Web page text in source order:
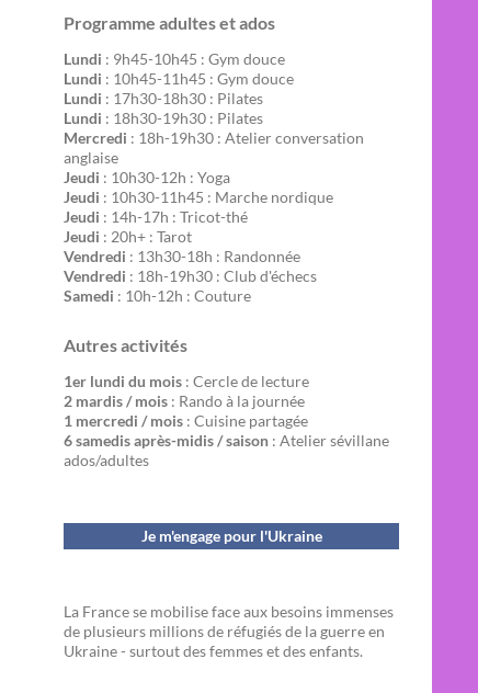
Programme adultes et ados
Lundi : 9h45-10h45 : Gym douce
Lundi : 10h45-11h45 : Gym douce
Lundi : 17h30-18h30 : Pilates
Lundi : 18h30-19h30 : Pilates
Mercredi : 18h-19h30 : Atelier conversation
anglaise
Jeudi : 10h30-12h : Yoga
Jeudi : 10h30-11h45 : Marche nordique
Jeudi : 14h-17h : Tricot-thé
Jeudi : 20h+ : Tarot
Vendredi : 13h30-18h : Randonnée
Vendredi : 18h-19h30 : Club d'échecs
Samedi : 10h-12h : Couture
Autres activités
1er lundi du mois : Cercle de lecture
2 mardis / mois : Rando à la journée
1 mercredi / mois : Cuisine partagée
6 samedis après-midis / saison : Atelier sévillane
ados/adultes
Je m'engage pour l'Ukraine
La France se mobilise face aux besoins immenses
de plusieurs millions de réfugiés de la guerre en
Ukraine - surtout des femmes et des enfants.